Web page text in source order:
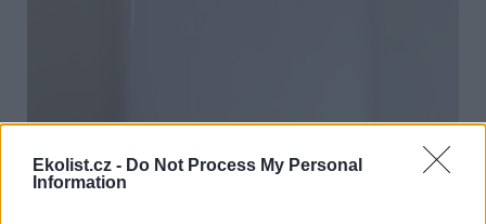
Ekolist.cz - Do Not Process My Personal
Information